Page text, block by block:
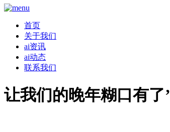
首页
关于我们
ai资讯
ai动态
联系我们
让我们的晚年糊口有了’